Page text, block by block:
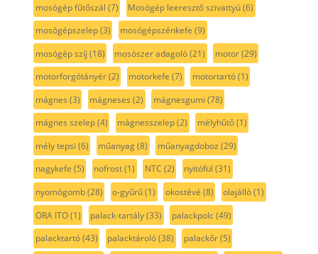
mosógép fűtőszál (7) Mosógép leeresztő szivattyú(6)
mosógépszelep(3) mosógépszénkefe (9)
mosógép szíj (18) mosószer adagoló(21) motor(29)
motorforgótányér(2) motorkefe (7) motortartó(1)
mágnes (3) mágneses (2) mágnesgumi (78)
mágnes szelep(4) mágnesszelep(2) mélyhűtő(1)
mély tepsi (6) műanyag(8) műanyagdoboz (29)
nagykefe (5) nofrost(1) NTC (2) nyitófül (31)
nyomógomb(28) o-gyűrű(1) okostévé (8) olajálló(1)
ORA ITO(1) palack-tartály(33) palackpolc(49)
palacktartó(43) palacktároló(38) palackőr(5)